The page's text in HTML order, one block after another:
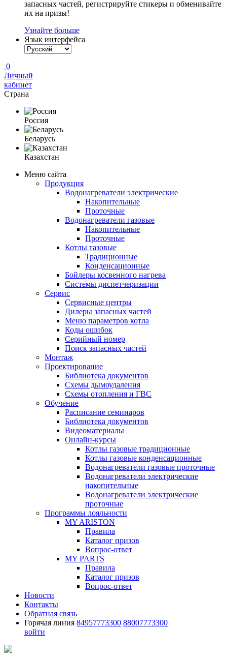
запасных частей, регистрируйте стикеры и обменивайте
их на призы!
Узнайте больше
Язык интерфейса
0
Личный
кабинет
Страна
Россия
Беларусь
Казахстан
Меню сайта
Продукция
Водонагреватели электрические
Накопительные
Проточные
Водонагреватели газовые
Накопительные
Проточные
Котлы газовые
Традиционные
Конденсационные
Бойлеры косвенного нагрева
Системы диспетчеризации
Сервис
Сервисные центры
Дилеры запасных частей
Меню параметров котла
Коды ошибок
Серийный номер
Поиск запасных частей
Монтаж
Проектирование
Библиотека документов
Схемы дымоудаления
Схемы отопления и ГВС
Обучение
Расписание семинаров
Библиотека документов
Видеоматериалы
Онлайн-курсы
Котлы газовые традиционные
Котлы газовые конденсационные
Водонагреватели газовые проточные
Водонагреватели электрические
накопительные
Водонагреватели электрические
проточные
Программы лояльности
MY ARISTON
Правила
Каталог призов
Вопрос-ответ
MY PARTS
Правила
Каталог призов
Вопрос-ответ
Новости
Контакты
Обратная связь
Горячая линия 84957773300 88007773300
войти